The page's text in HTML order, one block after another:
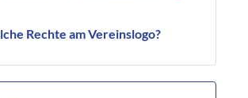
Rechte am Vereinslogo?